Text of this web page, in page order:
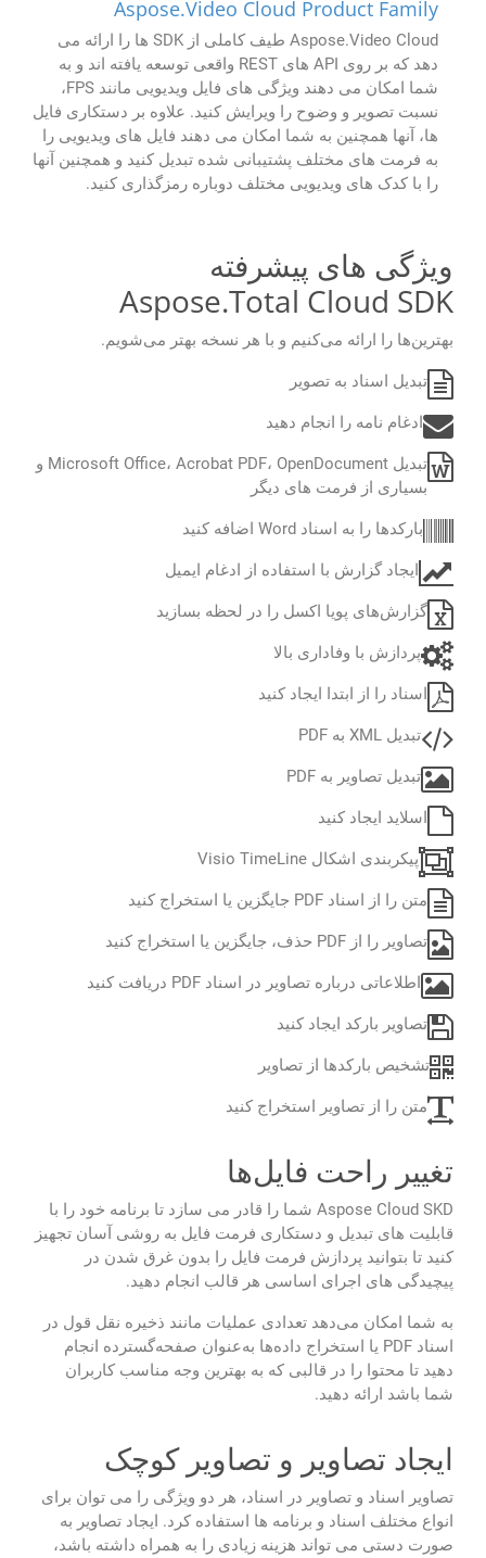
Aspose.Video Cloud Product Family
Aspose.Video Cloud طیف کاملی از SDK ها را ارائه می
دهد که بر روی API های REST واقعی توسعه یافته اند و به
شما امکان می دهند ویژگی های فایل ویدیویی مانند FPS،
نسبت تصویر و وضوح را ویرایش کنید. علاوه بر دستکاری فایل
ها، آنها همچنین به شما امکان می دهند فایل های ویدیویی را
به فرمت های مختلف پشتیبانی شده تبدیل کنید و همچنین آنها
را با کدک های ویدیویی مختلف دوباره رمزگذاری کنید.
ویژگی های پیشرفته
Aspose.Total Cloud SDK
بهترین‌ها را ارائه می‌کنیم و با هر نسخه بهتر می‌شویم.
تبدیل اسناد به تصویر
ادغام نامه را انجام دهید
تبدیل Microsoft Office، Acrobat PDF، OpenDocument و
بسیاری از فرمت های دیگر
بارکدها را به اسناد Word اضافه کنید
ایجاد گزارش با استفاده از ادغام ایمیل
گزارش‌های پویا اکسل را در لحظه بسازید
پردازش با وفاداری بالا
اسناد را از ابتدا ایجاد کنید
تبدیل XML به PDF
تبدیل تصاویر به PDF
اسلاید ایجاد کنید
پیکربندی اشکال Visio TimeLine
متن را از اسناد PDF جایگزین یا استخراج کنید
تصاویر را از PDF حذف، جایگزین یا استخراج کنید
اطلاعاتی درباره تصاویر در اسناد PDF دریافت کنید
تصاویر بارکد ایجاد کنید
تشخیص بارکدها از تصاویر
متن را از تصاویر استخراج کنید
تغییر راحت فایل‌ها
Aspose Cloud SKD شما را قادر می سازد تا برنامه خود را با
قابلیت های تبدیل و دستکاری فرمت فایل به روشی آسان تجهیز
کنید تا بتوانید پردازش فرمت فایل را بدون غرق شدن در
پیچیدگی های اجرای اساسی هر قالب انجام دهید.
به شما امکان می‌دهد تعدادی عملیات مانند ذخیره نقل قول در
اسناد PDF یا استخراج داده‌ها به‌عنوان صفحه‌گسترده انجام
دهید تا محتوا را در قالبی که به بهترین وجه مناسب کاربران
شما باشد ارائه دهید.
ایجاد تصاویر و تصاویر کوچک
تصاویر اسناد و تصاویر در اسناد، هر دو ویژگی را می توان برای
انواع مختلف اسناد و برنامه ها استفاده کرد. ایجاد تصاویر به
صورت دستی می تواند هزینه زیادی را به همراه داشته باشد،